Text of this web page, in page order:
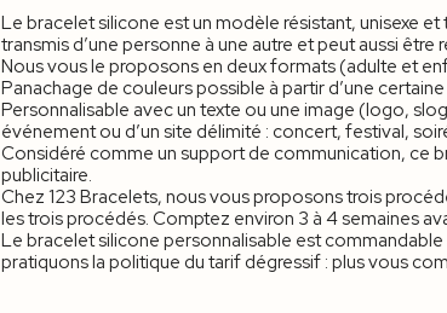
Le bracelet silicone est un modèle résistant, unisexe
transmis d’une personne à une autre et peut aussi être
Nous vous le proposons en deux formats (adulte et
Panachage de couleurs possible à partir d’une
Personnalisable avec un texte ou une image (logo,
événement ou d’un site délimité : concert, festival,
Considéré comme un support de communication, ce
publicitaire.
Chez 123 Bracelets, nous vous proposons trois
les trois procédés. Comptez environ 3 à 4 semaines
Le bracelet silicone personnalisable est
pratiquons la politique du tarif dégressif : plus vous